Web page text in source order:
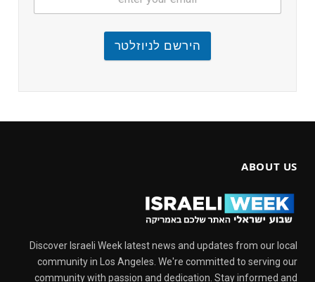
הירשם לניוזלטר
ABOUT US
Discover Israeli Week latest news and updates from our local
community in Los Angeles. We're committed to serving our
community with passion and dedication. Stay informed and